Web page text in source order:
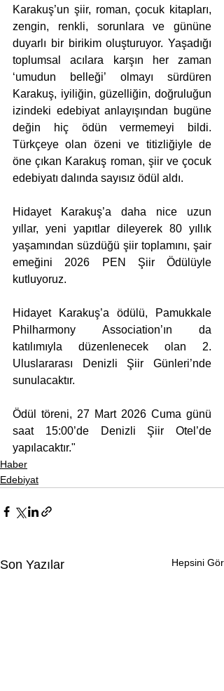
Karakuş’un şiir, roman, çocuk kitapları,
zengin, renkli, sorunlara ve gününe
duyarlı bir birikim oluşturuyor. Yaşadığı
toplumsal acılara karşın her zaman
‘umudun belleği’ olmayı sürdüren
Karakuş, iyiliğin, güzelliğin, doğruluğun
izindeki edebiyat anlayışından bugüne
değin hiç ödün vermemeyi bildi.
Türkçeye olan özeni ve titizliğiyle de
öne çıkan Karakuş roman, şiir ve çocuk
edebiyatı dalında sayısız ödül aldı.
Hidayet Karakuş’a daha nice uzun
yıllar, yeni yapıtlar dileyerek 80 yıllık
yaşamından süzdüğü şiir toplamını, şair
emeğini 2026 PEN Şiir Ödülüyle
kutluyoruz.
Hidayet Karakuş’a ödülü, Pamukkale
Philharmony Association’ın da
katılımıyla düzenlenecek olan 2.
Uluslararası Denizli Şiir Günleri’nde
sunulacaktır.
Ödül töreni, 27 Mart 2026 Cuma günü
saat 15:00’de Denizli Şiir Otel’de
yapılacaktır."
Haber
Edebiyat
Son Yazılar Hepsini Gör